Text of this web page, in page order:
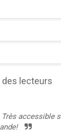
des lecteurs
accessible